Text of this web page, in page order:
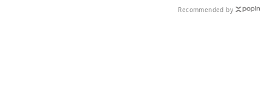
Recommended by